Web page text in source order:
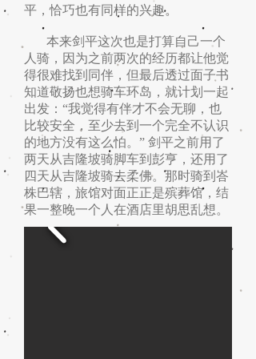
平，恰巧也有同样的兴趣。
本来剑平这次也是打算自己一个
人骑，因为之前两次的经历都让他觉
得很难找到同伴，但最后透过面子书
知道敬扬也想骑车环岛，就计划一起
出发：“我觉得有伴才不会无聊，也
比较安全，至少去到一个完全不认识
的地方没有这么怕。” 剑平之前用了
两天从吉隆坡骑脚车到彭亨，还用了
四天从吉隆坡骑去柔佛。那时骑到峇
株巴辖，旅馆对面正正是殡葬馆，结
果一整晚一个人在酒店里胡思乱想。